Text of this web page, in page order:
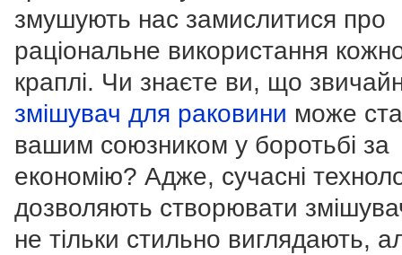
змушують нас замислитися про
раціональне використання
краплі. Чи знаєте ви, що
змішувач для раковини може
вашим союзником у боротьбі за
економію? Адже, сучасні
дозволяють створювати
не тільки стильно виглядають,